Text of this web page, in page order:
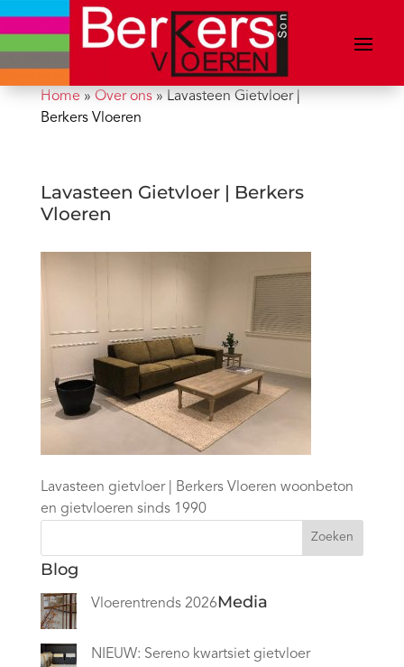
Home» Over ons» Lavasteen Gietvloer |
Berkers Vloeren
Lavasteen Gietvloer | Berkers
Vloeren
Lavasteen gietvloer | Berkers Vloeren woonbeton
en gietvloeren sinds 1990
Zoeken
Blog
Vloerentrends 2026
NIEUW: Sereno kwartsiet gietvloer
Media